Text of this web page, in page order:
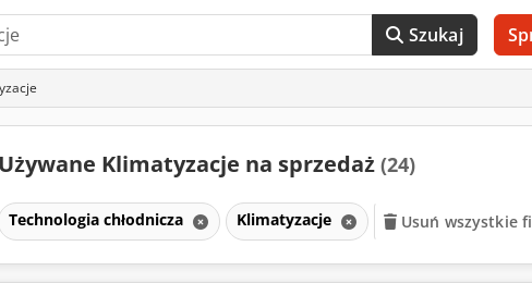
Szukaj
Używane Klimatyzacje na sprzedaż (24)
Technologia chłodnicza Klimatyzacje Usuń wszystkie